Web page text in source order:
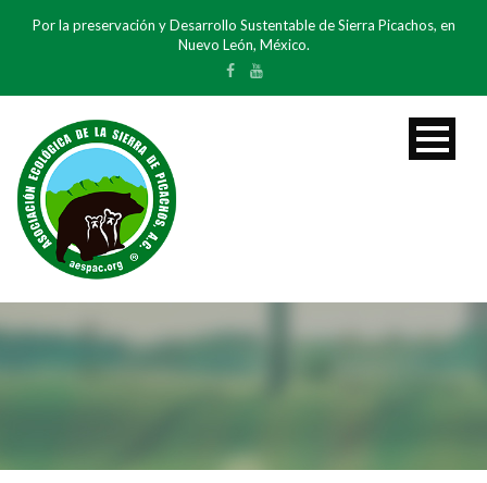
Por la preservación y Desarrollo Sustentable de Sierra Picachos, en
Nuevo León, México.